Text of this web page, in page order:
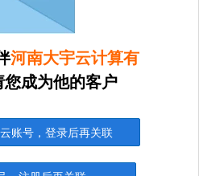
河南大宇云计算有
您成为他的客户
账号，登录后再关联